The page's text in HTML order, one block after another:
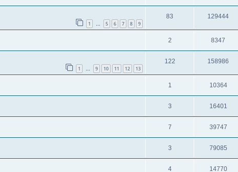
1 … 5 6 7 8 9
83 129444
2 8347
1 … 9 10 11 12 13
122 158986
1 10364
3 16401
7 39747
3 79085
4 14770